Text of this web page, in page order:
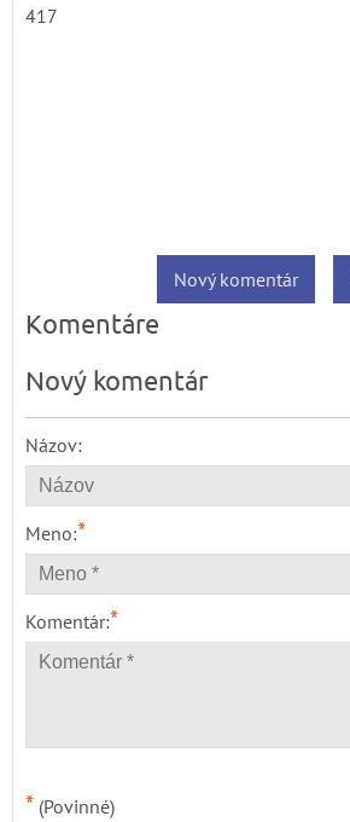
417
Nový komentár
Komentáre
Nový komentár
Názov:
Meno:*
Komentár:*
* (Povinné)